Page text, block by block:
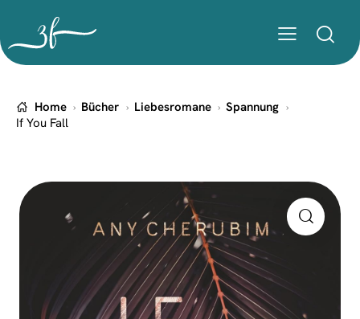
Home Bücher Liebesromane
Spannung
If You Fall